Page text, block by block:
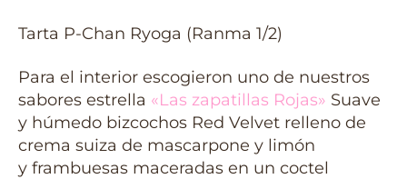
Tarta P-Chan Ryoga (Ranma 1/2)
Para el interior escogieron uno de nuestros
sabores estrella «Las zapatillas Rojas» Suave
y húmedo bizcochos Red Velvet relleno de
crema suiza de mascarpone y limón
y frambuesas maceradas en un coctel